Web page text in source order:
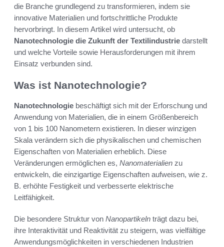
die Branche grundlegend zu transformieren, indem sie
innovative Materialien und fortschrittliche Produkte
hervorbringt. In diesem Artikel wird untersucht, ob
Nanotechnologie die Zukunft der Textilindustrie darstellt
und welche Vorteile sowie Herausforderungen mit ihrem
Einsatz verbunden sind.
Was ist Nanotechnologie?
Nanotechnologie beschäftigt sich mit der Erforschung und
Anwendung von Materialien, die in einem Größenbereich
von 1 bis 100 Nanometern existieren. In dieser winzigen
Skala verändern sich die physikalischen und chemischen
Eigenschaften von Materialien erheblich. Diese
Veränderungen ermöglichen es, Nanomaterialien zu
entwickeln, die einzigartige Eigenschaften aufweisen, wie z.
B. erhöhte Festigkeit und verbesserte elektrische
Leitfähigkeit.
Die besondere Struktur von Nanopartikeln trägt dazu bei,
ihre Interaktivität und Reaktivität zu steigern, was vielfältige
Anwendungsmöglichkeiten in verschiedenen Industrien